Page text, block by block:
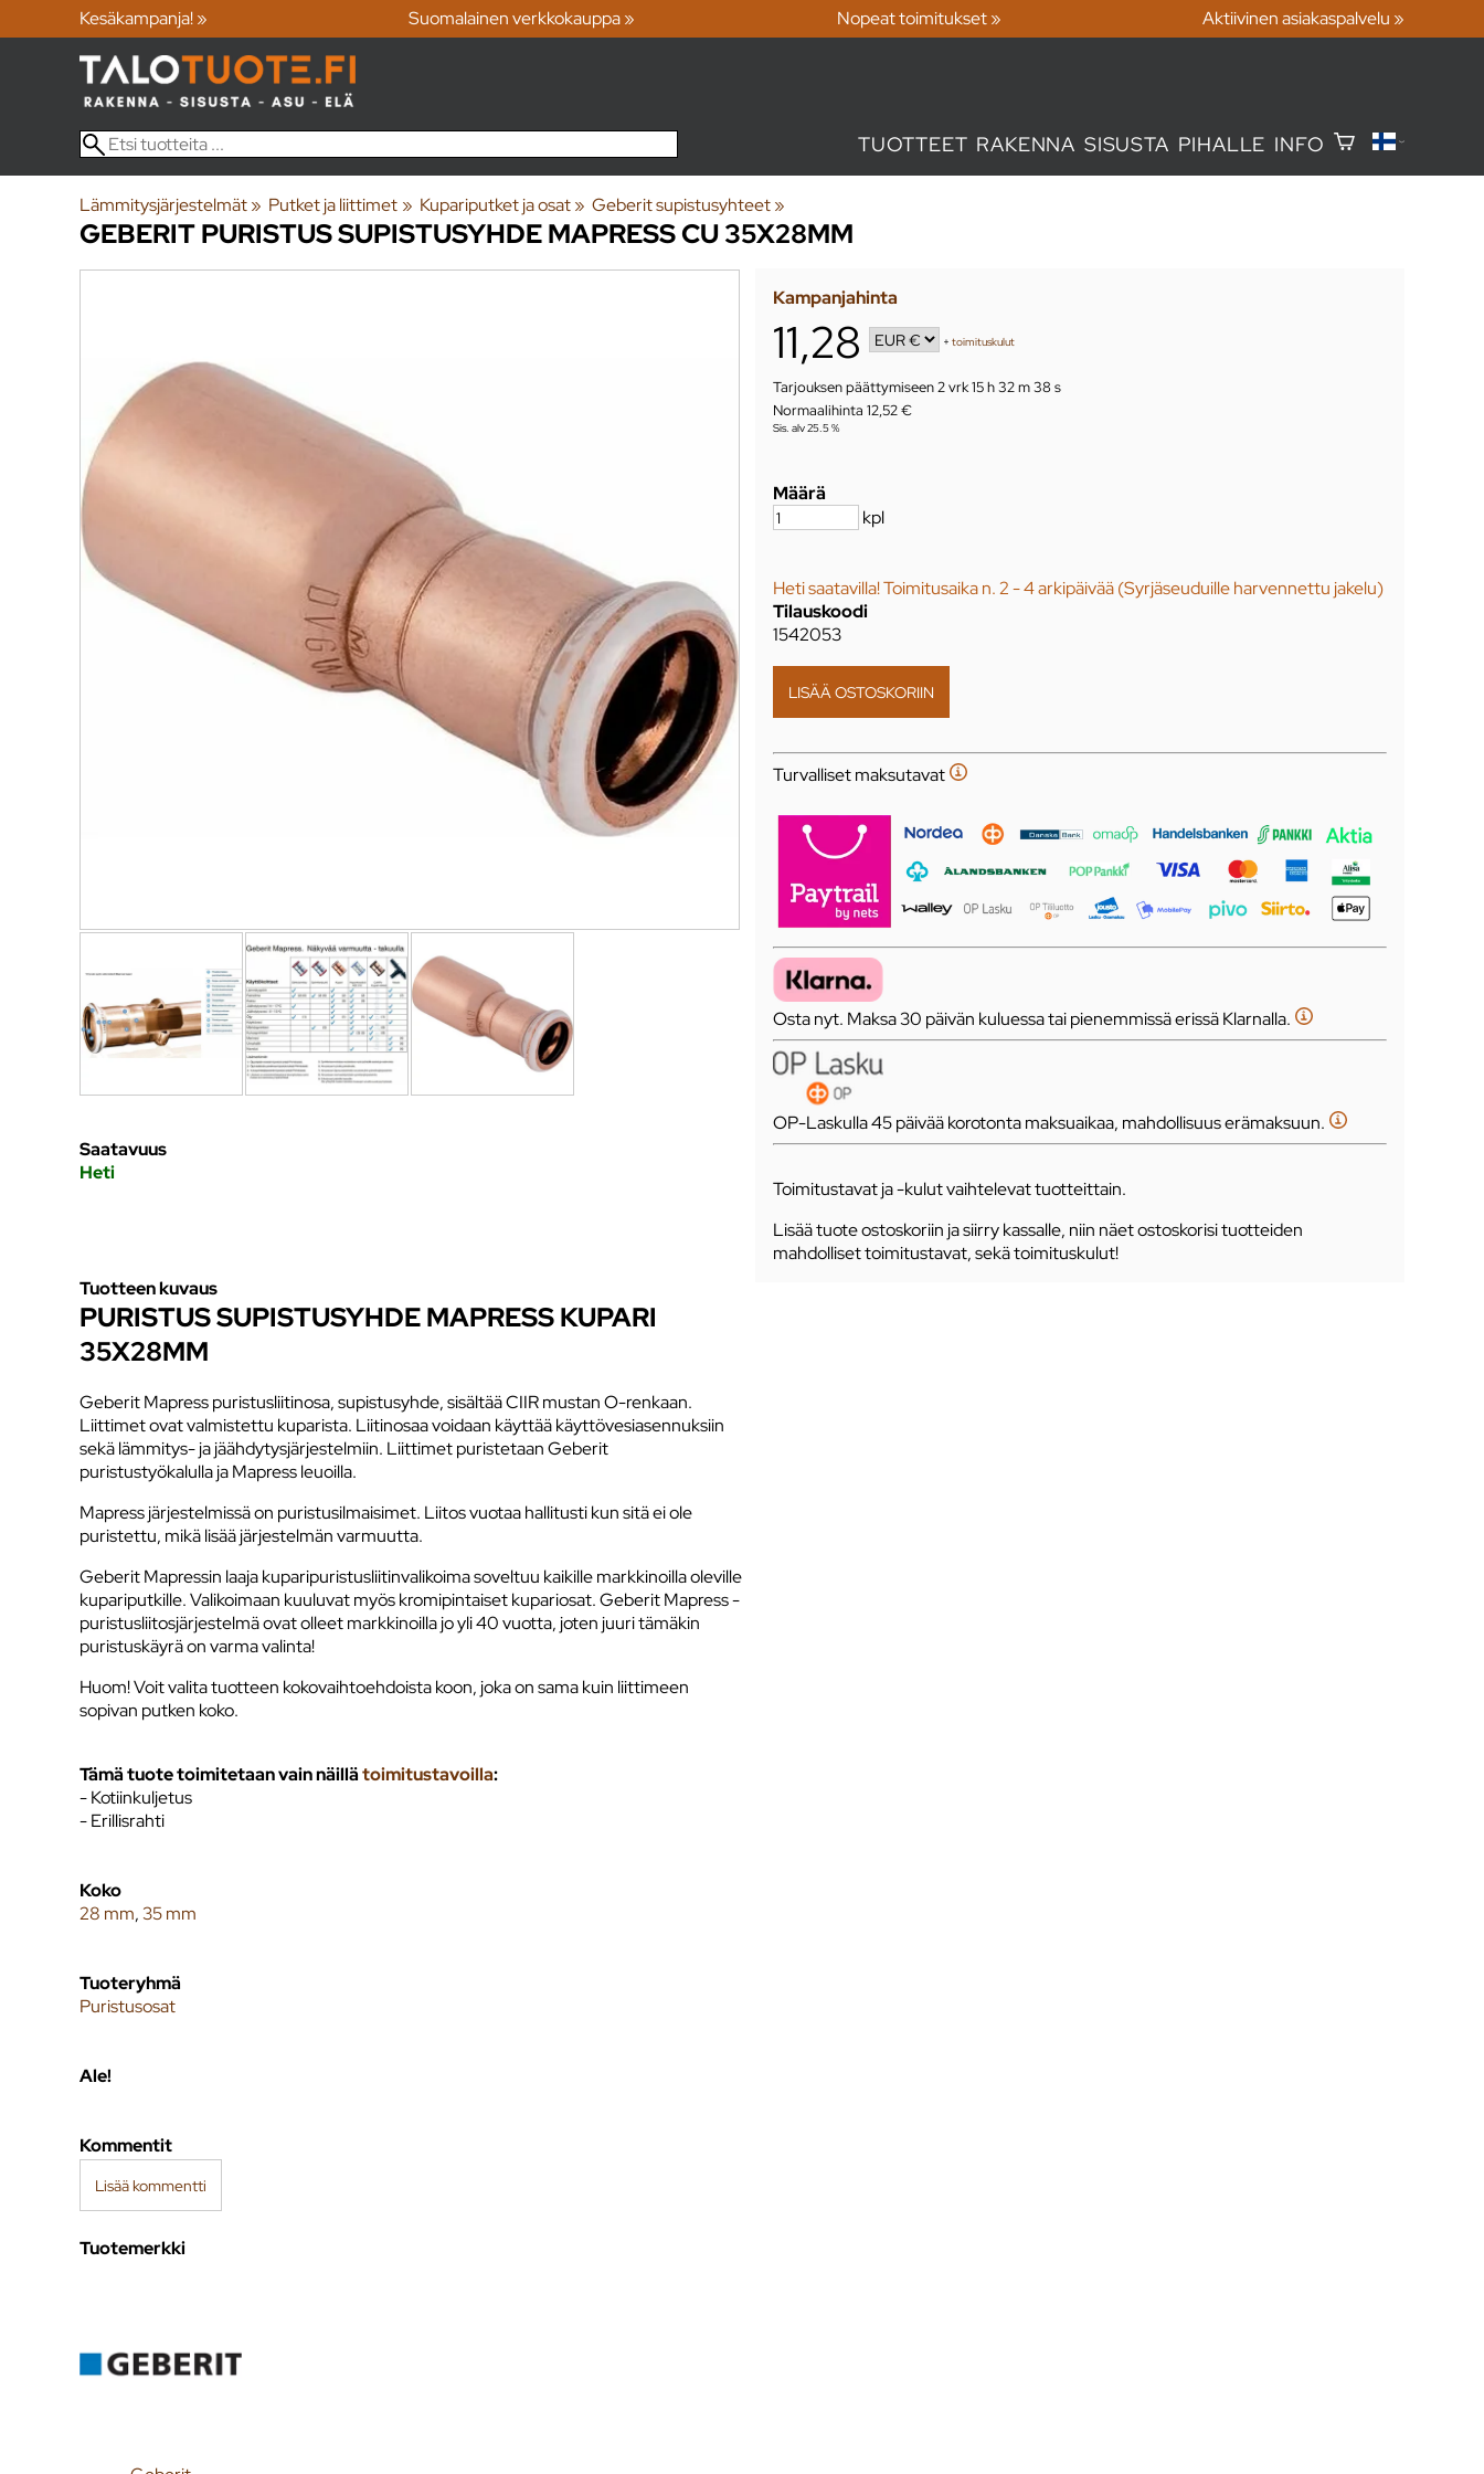
Kesäkampanja! » Suomalainen verkkokauppa » Nopeat toimitukset » Aktiivinen asiakaspalvelu »
TUOTTEET RAKENNA SISUSTA PIHALLE INFO
Lämmitysjärjestelmät‪» Putket ja liittimet ‪» Kupariputket ja osat ‪» Geberit supistusyhteet‪»
GEBERITPURISTUS SUPISTUSYHDE MAPRESS CU 35X28MM
Kampanjahinta
11,28 +toimituskulut
Tarjouksen päättymiseen2 vrk 15 h 32 m 37 s
Normaalihinta 12,52 €
Sis. alv 25.5 %
Määrä
kpl
Heti saatavilla! Toimitusaika n. 2 - 4 arkipäivää (Syrjäseuduille harvennettu jakelu)
Tilauskoodi
1542053
Turvalliset maksutavat
Osta nyt. Maksa 30 päivän kuluessa tai pienemmissä erissä Klarnalla.
OP-Laskulla 45 päivää korotonta maksuaikaa, mahdollisuus erämaksuun.
Toimitustavat ja -kulut vaihtelevat tuotteittain.
Lisää tuote ostoskoriin ja siirry kassalle, niin näet ostoskorisi tuotteiden
mahdolliset toimitustavat, sekä toimituskulut!
Saatavuus
Heti
Tuotteen kuvaus
PURISTUS SUPISTUSYHDE MAPRESS KUPARI
35X28MM
Geberit Mapress puristusliitinosa, supistusyhde, sisältää CIIR mustan O-renkaan.
Liittimet ovat valmistettu kuparista. Liitinosaa voidaan käyttää käyttövesiasennuksiin
sekä lämmitys- ja jäähdytysjärjestelmiin. Liittimet puristetaan Geberit
puristustyökalulla ja Mapress leuoilla.
Mapress järjestelmissä on puristusilmaisimet. Liitos vuotaa hallitusti kun sitä ei ole
puristettu, mikä lisää järjestelmän varmuutta.
Geberit Mapressin laaja kuparipuristusliitinvalikoima soveltuu kaikille markkinoilla oleville
kupariputkille. Valikoimaan kuuluvat myös kromipintaiset kupariosat. Geberit Mapress -
puristusliitosjärjestelmä ovat olleet markkinoilla jo yli 40 vuotta, joten juuri tämäkin
puristuskäyrä on varma valinta!
Huom! Voit valita tuotteen kokovaihtoehdoista koon, joka on sama kuin liittimeen
sopivan putken koko.
Tämä tuote toimitetaan vain näillätoimitustavoilla:
- Kotiinkuljetus
- Erillisrahti
Koko
28 mm,35 mm
Tuoteryhmä
Puristusosat
Ale!
Kommentit
Lisää kommentti
Tuotemerkki